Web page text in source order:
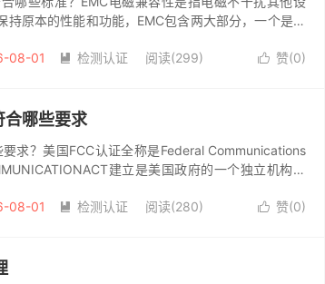
原本的性能和功能，EMC包含两大部分，一个是电
 赞(0)
08-01  检测认证 阅读(299)
哪些要求
求？美国FCC认证全称是Federal Communications
建立是美国政府的一个独立机构，
 赞(0)
08-01  检测认证 阅读(280)